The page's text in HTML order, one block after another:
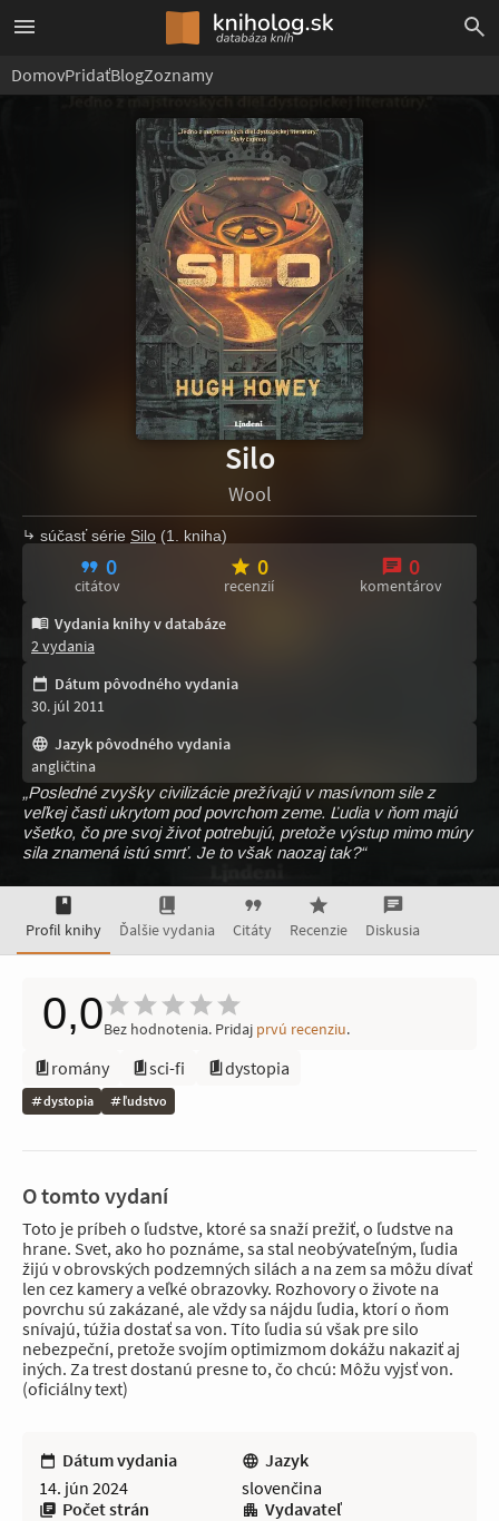
DomovPridaťBlogZoznamy
Silo
Wool
súčasť série Silo (1. kniha)
0
citátov
0
recenzií
0
komentárov
Vydania knihy v databáze
2 vydania
Dátum pôvodného vydania
30. júl 2011
Jazyk pôvodného vydania
angličtina
„Posledné zvyšky civilizácie prežívajú v masívnom sile z
veľkej časti ukrytom pod povrchom zeme. Ľudia v ňom majú
všetko, čo pre svoj život potrebujú, pretože výstup mimo múry
sila znamená istú smrť. Je to však naozaj tak?“
Profil knihy Ďalšie vydania Citáty Recenzie Diskusia
0,0Bez hodnotenia. Pridaj prvú recenziu.
romány sci-fi dystopia
dystopia ľudstvo
O tomto vydaní
Toto je príbeh o ľudstve, ktoré sa snaží prežiť, o ľudstve na
hrane. Svet, ako ho poznáme, sa stal neobývateľným, ľudia
žijú v obrovských podzemných silách a na zem sa môžu dívať
len cez kamery a veľké obrazovky. Rozhovory o živote na
povrchu sú zakázané, ale vždy sa nájdu ľudia, ktorí o ňom
snívajú, túžia dostať sa von. Títo ľudia sú však pre silo
nebezpeční, pretože svojím optimizmom dokážu nakaziť aj
iných. Za trest dostanú presne to, čo chcú: Môžu vyjsť von.
(oficiálny text)
Dátum vydania
14. jún 2024
Jazyk
slovenčina
Počet strán
Vydavateľ